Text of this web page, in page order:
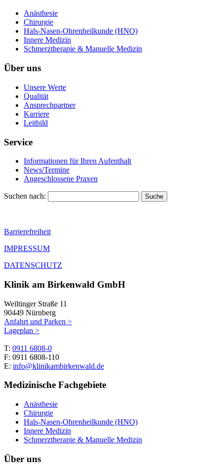
Anästhesie
Chirurgie
Hals-Nasen-Ohrenheilkunde (HNO)
Innere Medizin
Schmerztherapie & Manuelle Medizin
Über uns
Unsere Werte
Qualität
Ansprechpartner
Karriere
Leitbild
Service
Informationen für Ihren Aufenthalt
News/Termine
Angeschlossene Praxen
Suchen nach:
Barrierefreiheit
IMPRESSUM
DATENSCHUTZ
Klinik am Birkenwald GmbH
Weiltinger Straße 11
90449 Nürnberg
Anfahrt und Parken >
Lageplan >
T: 0911 6808-0
F: 0911 6808-110
E: info@klinikambirkenwald.de
Medizinische Fachgebiete
Anästhesie
Chirurgie
Hals-Nasen-Ohrenheilkunde (HNO)
Innere Medizin
Schmerztherapie & Manuelle Medizin
Über uns